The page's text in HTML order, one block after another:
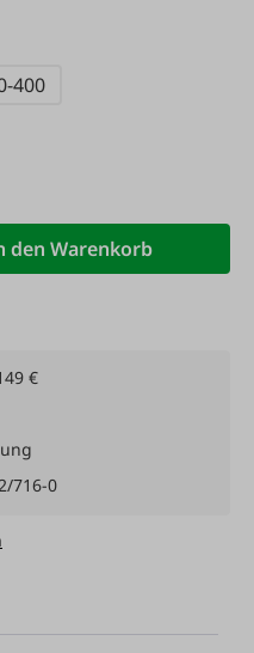
400
gewünschten
den Warenkorb
€
716-0